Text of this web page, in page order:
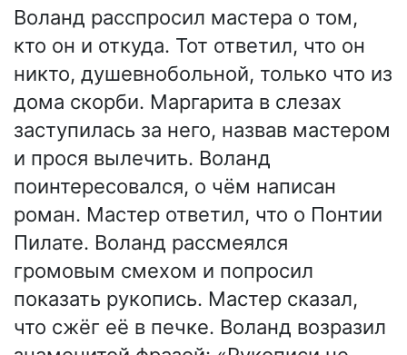
Воланд расспросил мастера о том,
кто он и откуда. Тот ответил, что он
никто, душевнобольной, только что из
дома скорби. Маргарита в слезах
заступилась за него, назвав мастером
и прося вылечить. Воланд
поинтересовался, о чём написан
роман. Мастер ответил, что о Понтии
Пилате. Воланд рассмеялся
громовым смехом и попросил
показать рукопись. Мастер сказал,
что сжёг её в печке. Воланд возразил